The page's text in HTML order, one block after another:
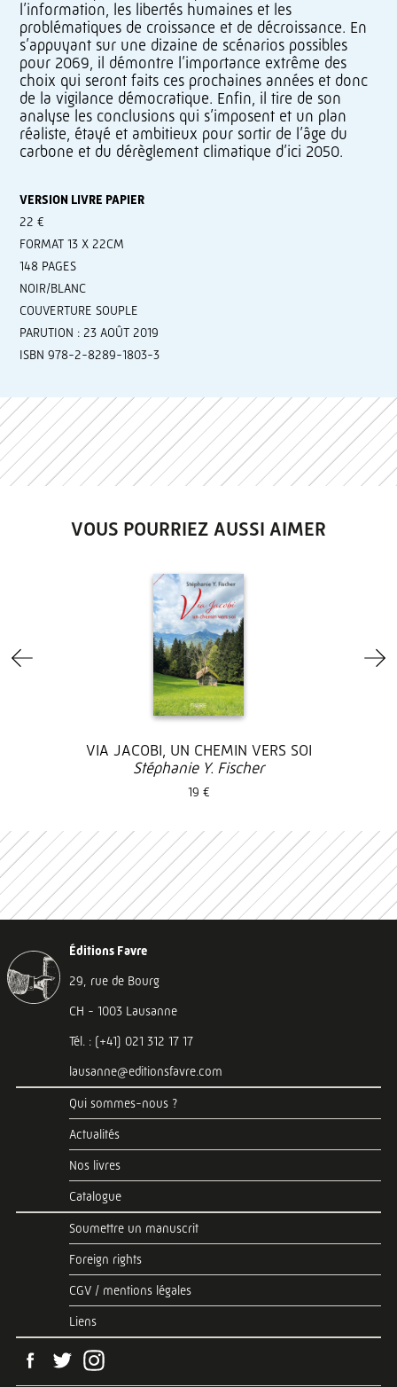
l’information, les libertés humaines et les
problématiques de croissance et de décroissance. En
s’appuyant sur une dizaine de scénarios possibles
pour 2069, il démontre l’importance extrême des
choix qui seront faits ces prochaines années et donc
de la vigilance démocratique. Enfin, il tire de son
analyse les conclusions qui s’imposent et un plan
réaliste, étayé et ambitieux pour sortir de l’âge du
carbone et du dérèglement climatique d’ici 2050.
VERSION LIVRE PAPIER
22 €
FORMAT 13 X 22CM
148 PAGES
NOIR/BLANC
COUVERTURE SOUPLE
PARUTION : 23 AOÛT 2019
ISBN 978-2-8289-1803-3
VOUS POURRIEZ AUSSI AIMER
VIA JACOBI, UN CHEMIN VERS SOI
Stéphanie Y. Fischer
19 €
Éditions Favre
29, rue de Bourg
CH - 1003 Lausanne
Tél. : (+41) 021 312 17 17
lausanne@editionsfavre.com
Qui sommes-nous ?
Actualités
Nos livres
Catalogue
Soumettre un manuscrit
Foreign rights
CGV / mentions légales
Liens